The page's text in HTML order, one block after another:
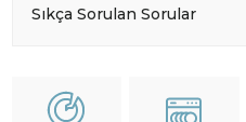
Sıkça Sorulan Sorular